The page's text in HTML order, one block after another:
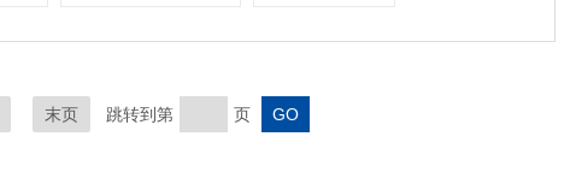
末页 跳转到第 页